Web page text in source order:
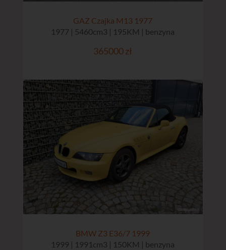
GAZ Czajka M13 1977
1977 | 5460cm3 | 195KM | benzyna
365000 zł
BMW Z3 E36/7 1999
1999 | 1991cm3 | 150KM | benzyna